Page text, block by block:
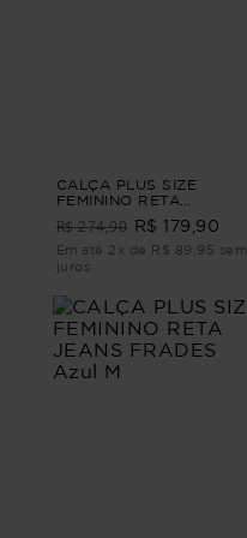
CALÇA PLUS SIZE
FEMININO RETA
CONTORNOS Azul G2 -
50
R$ 274,90 R$ 179,90
Em até 2x de R$ 89,95 sem
juros